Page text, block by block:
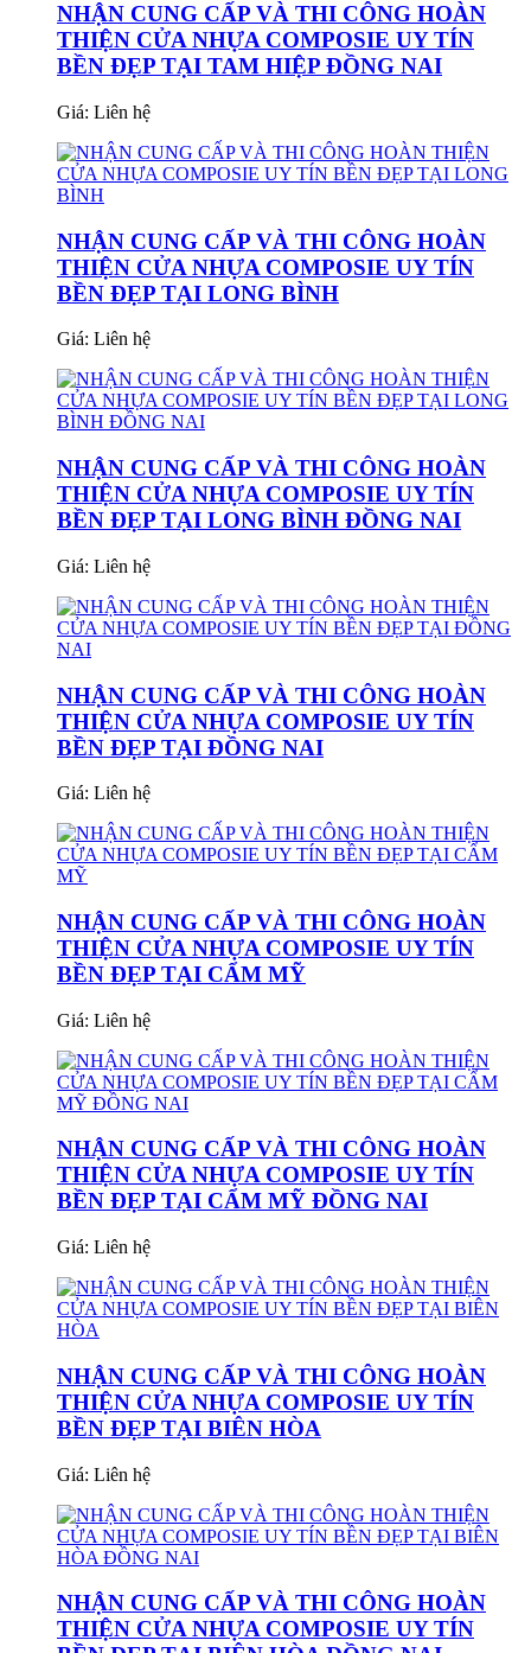
NHẬN CUNG CẤP VÀ THI CÔNG HOÀN
THIỆN CỬA NHỰA COMPOSIE UY TÍN
BỀN ĐẸP TẠI TAM HIỆP ĐỒNG NAI
Giá: Liên hệ
NHẬN CUNG CẤP VÀ THI CÔNG HOÀN
THIỆN CỬA NHỰA COMPOSIE UY TÍN
BỀN ĐẸP TẠI LONG BÌNH
Giá: Liên hệ
NHẬN CUNG CẤP VÀ THI CÔNG HOÀN
THIỆN CỬA NHỰA COMPOSIE UY TÍN
BỀN ĐẸP TẠI LONG BÌNH ĐỒNG NAI
Giá: Liên hệ
NHẬN CUNG CẤP VÀ THI CÔNG HOÀN
THIỆN CỬA NHỰA COMPOSIE UY TÍN
BỀN ĐẸP TẠI ĐỒNG NAI
Giá: Liên hệ
NHẬN CUNG CẤP VÀ THI CÔNG HOÀN
THIỆN CỬA NHỰA COMPOSIE UY TÍN
BỀN ĐẸP TẠI CẨM MỸ
Giá: Liên hệ
NHẬN CUNG CẤP VÀ THI CÔNG HOÀN
THIỆN CỬA NHỰA COMPOSIE UY TÍN
BỀN ĐẸP TẠI CẨM MỸ ĐỒNG NAI
Giá: Liên hệ
NHẬN CUNG CẤP VÀ THI CÔNG HOÀN
THIỆN CỬA NHỰA COMPOSIE UY TÍN
BỀN ĐẸP TẠI BIÊN HÒA
Giá: Liên hệ
NHẬN CUNG CẤP VÀ THI CÔNG HOÀN
THIỆN CỬA NHỰA COMPOSIE UY TÍN